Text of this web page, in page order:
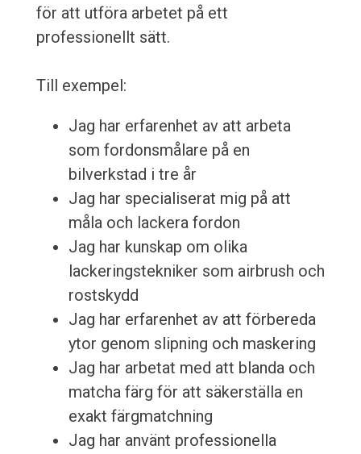
för att utföra arbetet på ett
professionellt sätt.
Till exempel:
Jag har erfarenhet av att arbeta
som fordonsmålare på en
bilverkstad i tre år
Jag har specialiserat mig på att
måla och lackera fordon
Jag har kunskap om olika
lackeringstekniker som airbrush och
rostskydd
Jag har erfarenhet av att förbereda
ytor genom slipning och maskering
Jag har arbetat med att blanda och
matcha färg för att säkerställa en
exakt färgmatchning
Jag har använt professionella